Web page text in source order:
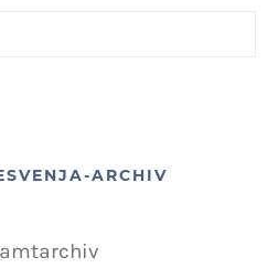
ARCHIV